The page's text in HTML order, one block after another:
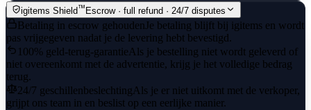
igitems Shield™ Escrow · full refund · 24/7 disputes
Betaling in escrow gehoudenJe betaling blijft bij igitems en wordt
pas vrijgegeven nadat je de levering hebt bevestigd.
100% geld-terug-garantieAls je bestelling niet wordt geleverd of
niet overeenkomt met de advertentie, krijg je het volledige bedrag
terug.
24/7 geschillenbeslechtingAls je er niet uitkomt met de verkoper,
grijpt ons team in en beslist op een eerlijke manier.